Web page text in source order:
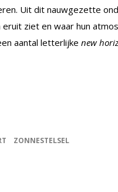
Uit dit nauwgezette
ziet en waar hun
aantal letterlijke new
ZONNESTELSEL